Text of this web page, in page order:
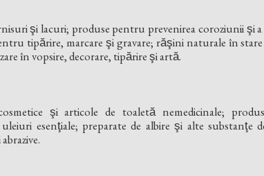
şi lacuri; produse pentru prevenirea coroziunii
tipărire, marcare şi gravare; răşini naturale în
în vopsire, decorare, tipărire şi artă.
şi articole de toaletă nemedicinale;
esenţiale; preparate de albire şi alte substanţe